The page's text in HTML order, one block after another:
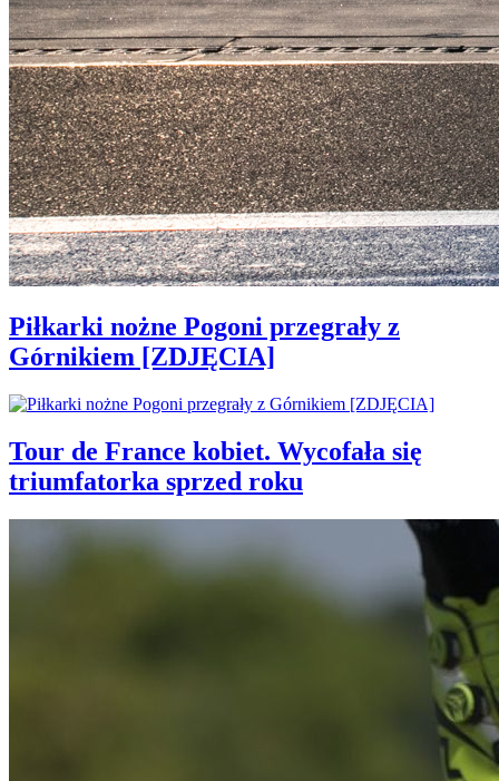
Piłkarki nożne Pogoni przegrały z
Górnikiem [ZDJĘCIA]
Tour de France kobiet. Wycofała się
triumfatorka sprzed roku